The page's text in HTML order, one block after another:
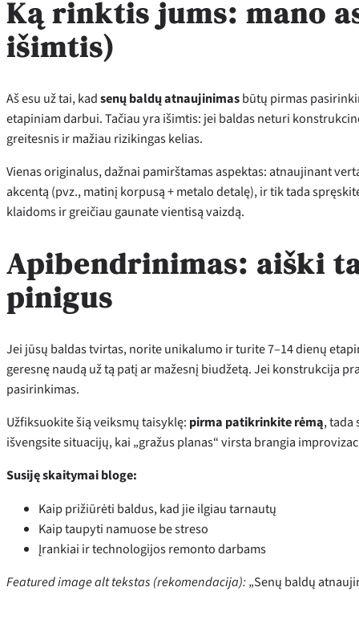
Ką rinktis jums: mano
išimtis)
Aš esu už tai, kadsenų baldų atnaujinimasbūtų pirmas
etapiniam darbui. Tačiau yra išimtis: jei baldas neturi
greitesnis ir mažiau rizikingas kelias.
Vienas originalus, dažnai pamirštamas aspektas: atnaujinant
akcentą (pvz., matinį korpusą + metalo detalę), ir tik tada
klaidoms ir greičiau gaunate vientisą vaizdą.
Apibendrinimas: aiški
pinigus
Jei jūsų baldas tvirtas, norite unikalumo ir turite 7–14 dienų
geresnę naudą už tą patį ar mažesnį biudžetą. Jei konstrukcija
pasirinkimas.
Užfiksuokite šią veiksmų taisyklę: pirma patikrinkite rėmą, tada
išvengsite situacijų, kai „gražus planas“ virsta brangia
Susiję skaitymai bloge:
Kaip prižiūrėti baldus, kad jie ilgiau tarnautų
Kaip taupyti namuose be streso
Įrankiai ir technologijos remonto darbams
Featured image alt tekstas (rekomendacija):„Senų baldų